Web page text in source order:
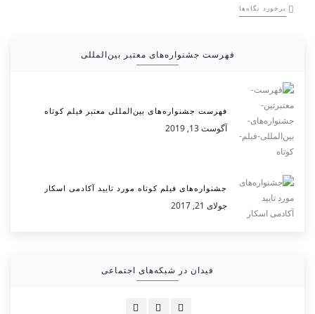
برخورد نگاه‌ها
فهرست جشنواره‌های معتبر بین‌المللی
فهرست جشنواره‌های بین‌المللی معتبر فیلم کوتاه
آگوست 13, 2019
جشنواره‌های فیلم کوتاه مورد تایید آکادمی اسکار
جولای 21, 2017
فیدان در شبکه‌های اجتماعی